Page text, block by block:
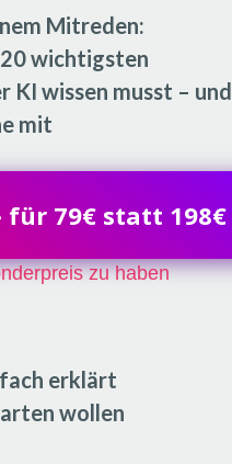
79€ statt 198€
Mitreden:
wichtigsten
KI wissen musst – und
mit
erklärt
wollen
zu haben